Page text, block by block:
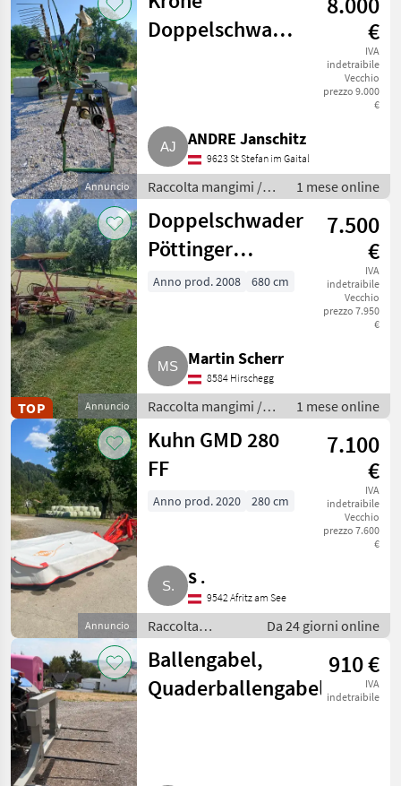
Annuncio
Doppelschwader
€
IVA
indetraibile
Vecchio
prezzo 9.000
€
ANDRE Janschitz
9623 St Stefan im Gaital
Raccolta mangimi /
Giroandanatore
1 mese online
Annuncio
TOP
Doppelschwader
Pöttinger
Wurmschwader
7.500
€
IVA
indetraibile
Vecchio
prezzo 7.950
€
Anno prod. 2008 680 cm
Martin Scherr
8584 Hirschegg
Raccolta mangimi /
Giroandanatore
1 mese online
Annuncio
Kuhn GMD 280
FF
7.100
€
IVA
indetraibile
Vecchio
prezzo 7.600
€
Anno prod. 2020 280 cm
S .
9542 Afritz am See
Raccolta
mangimi /
Mietitrici
Da 24 giorni online
Ballengabel,
Quaderballengabel
910 €
IVA
indetraibile